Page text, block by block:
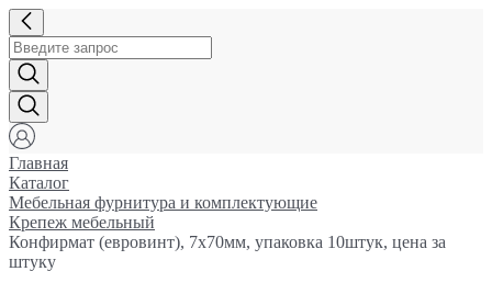
Главная
Каталог
Мебельная фурнитура и комплектующие
Крепеж мебельный
Конфирмат (евровинт), 7x70мм, упаковка 10штук, цена за
штуку